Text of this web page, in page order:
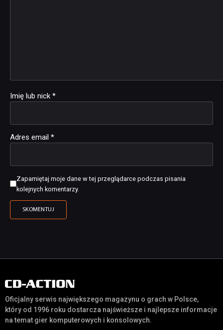
Imię lub nick *
Adres email *
Zapamiętaj moje dane w tej przeglądarce podczas pisania
kolejnych komentarzy.
Oficjalny serwis największego magazynu o grach w Polsce,
który od 1996 roku dostarcza najświeższe i najlepsze informacje
na temat gier komputerowych i konsolowych.